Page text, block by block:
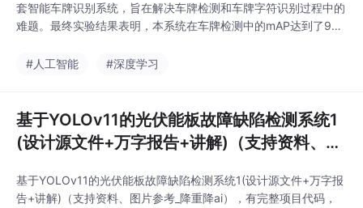
套智能车牌识别系统，旨在解决车牌检测和车牌字符识别过程中的
难题。最终实验结果表明，本系统在车牌检测中的mAP达到了96.1
业设计在理论价值上充分验证了YOLOv8在车牌检测和字符识别任
#人工智能 #深度学习
基于YOLOv11的光伏能板故障缺陷检测系统1
(设计源文件+万字报告+讲解)（支持资料、图
基于YOLOv11的光伏能板故障缺陷检测系统1(设计源文件+万字报
告+讲解)（支持资料、图片参考_降重降ai），有完整项目代码，